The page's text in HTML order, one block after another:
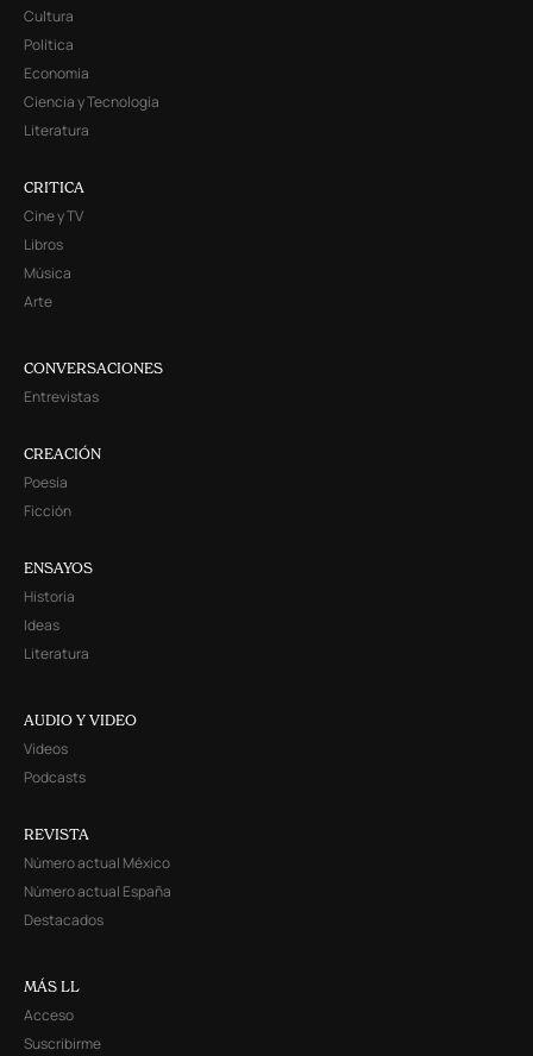
Cultura
Política
Economía
Ciencia y Tecnología
Literatura
CRITICA
Cine y TV
Libros
Música
Arte
CONVERSACIONES
Entrevistas
CREACIÓN
Poesía
Ficción
ENSAYOS
Historia
Ideas
Literatura
AUDIO Y VIDEO
Videos
Podcasts
REVISTA
Número actual México
Número actual España
Destacados
MÁS LL
Acceso
Suscribirme